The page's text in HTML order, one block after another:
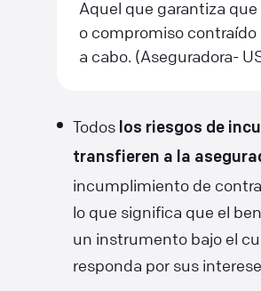
Aquel que garantiza
o compromiso contraído
a cabo. (Aseguradora-
Todos los riesgos de
transfieren a la
incumplimiento de
lo que significa que el
un instrumento bajo el
responda por sus